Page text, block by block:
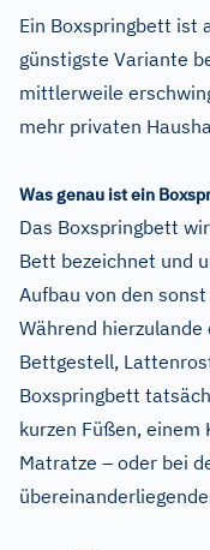
Ein Boxspringbett ist
günstigste Variante
mittlerweile
mehr privaten
Was genau ist ein
Das Boxspringbett
Bett bezeichnet und
Aufbau von den
Während
Bettgestell,
Boxspringbett
kurzen Füßen,
Matratze – oder bei